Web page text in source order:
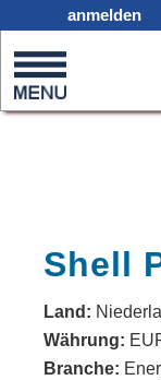
0
on
anmelden
Shell
Land:
Währung:
Branche: